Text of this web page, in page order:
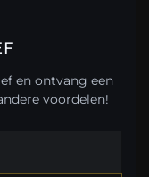
en ontvang een
voordelen!